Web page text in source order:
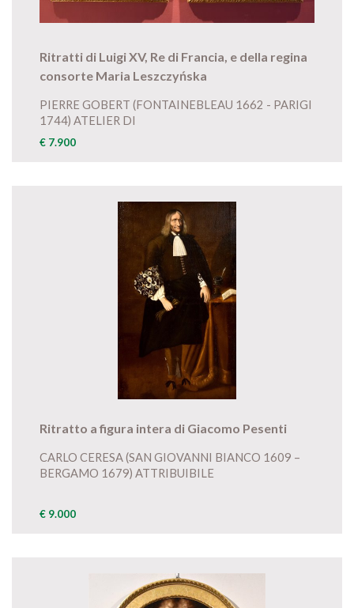
Ritratti di Luigi XV, Re di Francia, e della regina
consorte Maria Leszczyńska
PIERRE GOBERT (FONTAINEBLEAU 1662 - PARIGI
1744) ATELIER DI
€ 7.900
Ritratto a figura intera di Giacomo Pesenti
CARLO CERESA (SAN GIOVANNI BIANCO 1609 –
BERGAMO 1679) ATTRIBUIBILE
€ 9.000